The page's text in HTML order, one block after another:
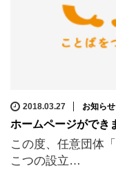
2018.03.27 お知らせ
ホームページができ
この度、任意団体
こつの設立…